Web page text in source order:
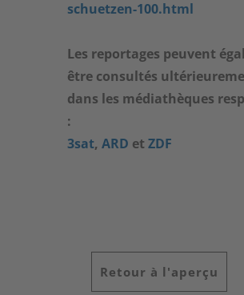
schuetzen-100.html
Les reportages peuvent
être consultés
dans les médiathèques
:
3sat, ARD et ZDF
Retour à l'aperçu